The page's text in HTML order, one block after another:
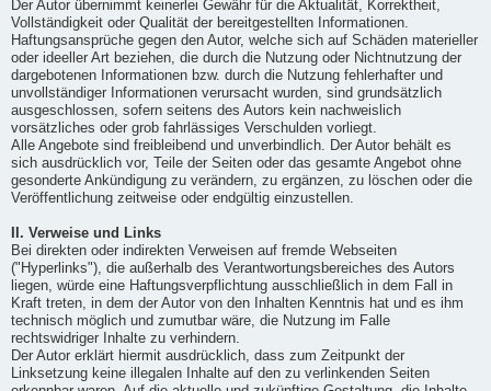
Der Autor übernimmt keinerlei Gewähr für die Aktualität, Korrektheit,
Vollständigkeit oder Qualität der bereitgestellten Informationen.
Haftungsansprüche gegen den Autor, welche sich auf Schäden materieller
oder ideeller Art beziehen, die durch die Nutzung oder Nichtnutzung der
dargebotenen Informationen bzw. durch die Nutzung fehlerhafter und
unvollständiger Informationen verursacht wurden, sind grundsätzlich
ausgeschlossen, sofern seitens des Autors kein nachweislich
vorsätzliches oder grob fahrlässiges Verschulden vorliegt.
Alle Angebote sind freibleibend und unverbindlich. Der Autor behält es
sich ausdrücklich vor, Teile der Seiten oder das gesamte Angebot ohne
gesonderte Ankündigung zu verändern, zu ergänzen, zu löschen oder die
Veröffentlichung zeitweise oder endgültig einzustellen.
II. Verweise und Links
Bei direkten oder indirekten Verweisen auf fremde Webseiten
("Hyperlinks"), die außerhalb des Verantwortungsbereiches des Autors
liegen, würde eine Haftungsverpflichtung ausschließlich in dem Fall in
Kraft treten, in dem der Autor von den Inhalten Kenntnis hat und es ihm
technisch möglich und zumutbar wäre, die Nutzung im Falle
rechtswidriger Inhalte zu verhindern.
Der Autor erklärt hiermit ausdrücklich, dass zum Zeitpunkt der
Linksetzung keine illegalen Inhalte auf den zu verlinkenden Seiten